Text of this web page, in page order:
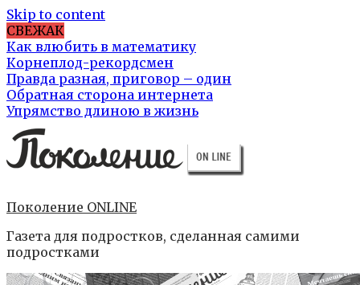
Skip to content
СВЕЖАК
Как влюбить в математику
Корнеплод-рекордсмен
Правда разная, приговор – один
Обратная сторона интернета
Упрямство длиною в жизнь
Поколение ONLINE
Газета для подростков, сделанная самими
подростками